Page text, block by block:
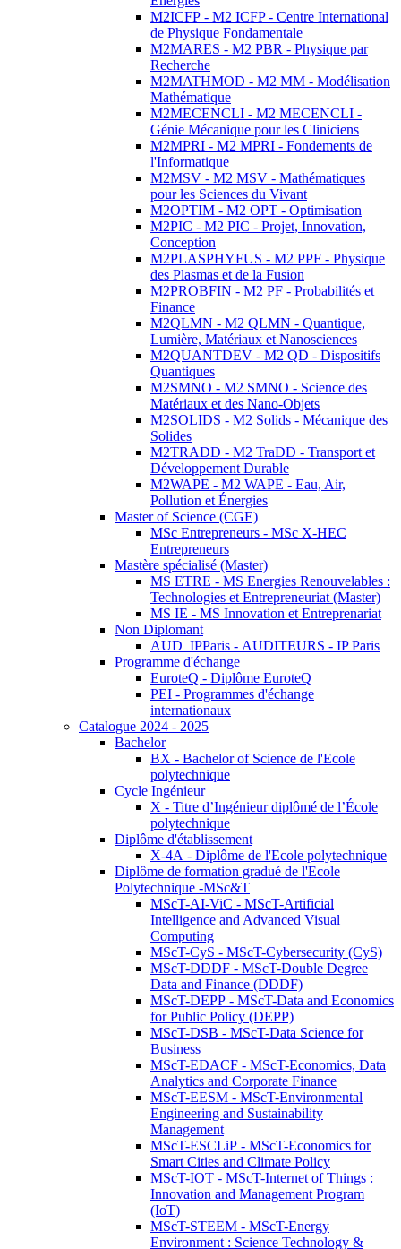
M2ICFP - M2 ICFP - Centre International
de Physique Fondamentale
M2MARES - M2 PBR - Physique par
Recherche
M2MATHMOD - M2 MM - Modélisation
Mathématique
M2MECENCLI - M2 MECENCLI -
Génie Mécanique pour les Cliniciens
M2MPRI - M2 MPRI - Fondements de
l'Informatique
M2MSV - M2 MSV - Mathématiques
pour les Sciences du Vivant
M2OPTIM - M2 OPT - Optimisation
M2PIC - M2 PIC - Projet, Innovation,
Conception
M2PLASPHYFUS - M2 PPF - Physique
des Plasmas et de la Fusion
M2PROBFIN - M2 PF - Probabilités et
Finance
M2QLMN - M2 QLMN - Quantique,
Lumière, Matériaux et Nanosciences
M2QUANTDEV - M2 QD - Dispositifs
Quantiques
M2SMNO - M2 SMNO - Science des
Matériaux et des Nano-Objets
M2SOLIDS - M2 Solids - Mécanique des
Solides
M2TRADD - M2 TraDD - Transport et
Développement Durable
M2WAPE - M2 WAPE - Eau, Air,
Pollution et Énergies
Master of Science (CGE)
MSc Entrepreneurs - MSc X-HEC
Entrepreneurs
Mastère spécialisé (Master)
MS ETRE - MS Energies Renouvelables :
Technologies et Entrepreneuriat (Master)
MS IE - MS Innovation et Entreprenariat
Non Diplomant
AUD_IPParis - AUDITEURS - IP Paris
Programme d'échange
EuroteQ - Diplôme EuroteQ
PEI - Programmes d'échange
internationaux
Catalogue 2024 - 2025
Bachelor
BX - Bachelor of Science de l'Ecole
polytechnique
Cycle Ingénieur
X - Titre d’Ingénieur diplômé de l’École
polytechnique
Diplôme d'établissement
X-4A - Diplôme de l'Ecole polytechnique
Diplôme de formation gradué de l'Ecole
Polytechnique -MSc&T
MScT-AI-ViC - MScT-Artificial
Intelligence and Advanced Visual
Computing
MScT-CyS - MScT-Cybersecurity (CyS)
MScT-DDDF - MScT-Double Degree
Data and Finance (DDDF)
MScT-DEPP - MScT-Data and Economics
for Public Policy (DEPP)
MScT-DSB - MScT-Data Science for
Business
MScT-EDACF - MScT-Economics, Data
Analytics and Corporate Finance
MScT-EESM - MScT-Environmental
Engineering and Sustainability
Management
MScT-ESCLiP - MScT-Economics for
Smart Cities and Climate Policy
MScT-IOT - MScT-Internet of Things :
Innovation and Management Program
(IoT)
MScT-STEEM - MScT-Energy
Environment : Science Technology &